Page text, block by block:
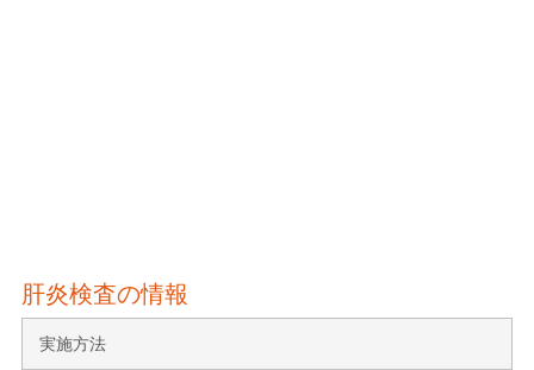
肝炎検査の情報
実施方法